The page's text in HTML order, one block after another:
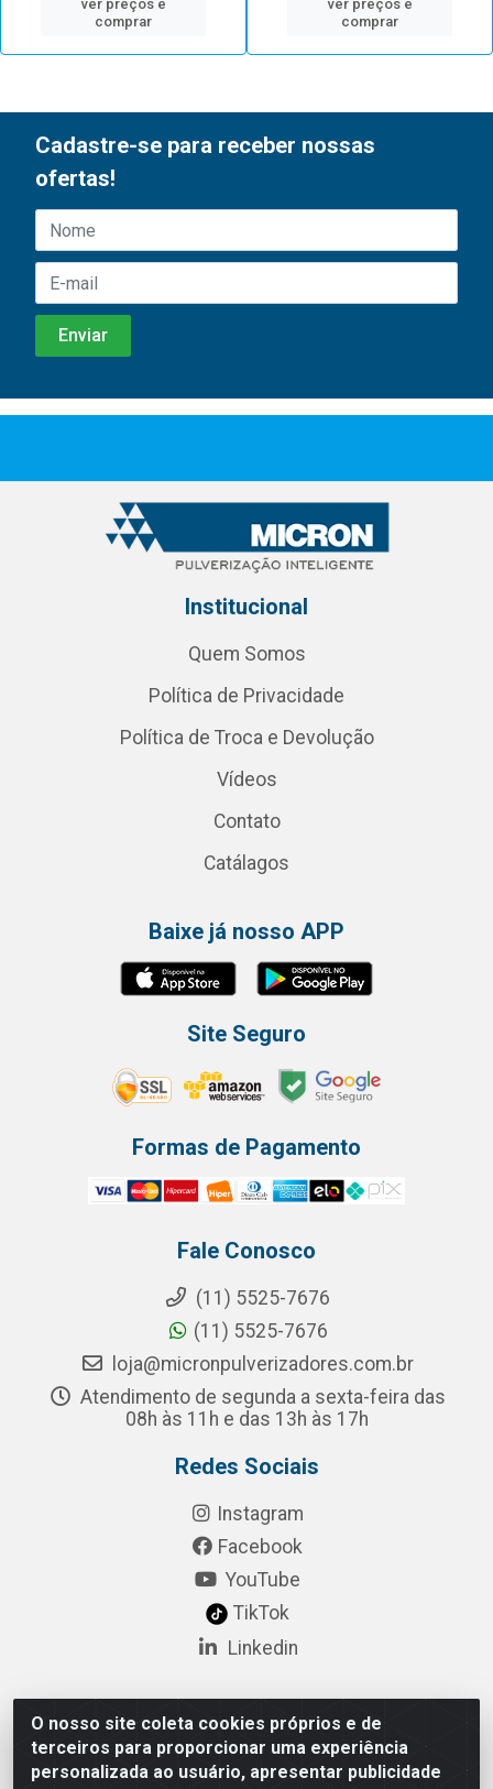
ver preços e
comprar
ver preços e
comprar
O nosso site coleta cookies próprios e de
terceiros para proporcionar uma experiência
personalizada ao usuário, apresentar publicidade
Cadastre-se para receber nossas
ofertas!
Institucional
Quem Somos
Política de Privacidade
Política de Troca e Devolução
Vídeos
Contato
Catálagos
Baixe já nosso APP
Site Seguro
Formas de Pagamento
Fale Conosco
(11) 5525-7676
(11) 5525-7676
loja@micronpulverizadores.com.br
Atendimento de segunda a sexta-feira das
08h às 11h e das 13h às 17h
Redes Sociais
Instagram
Facebook
YouTube
TikTok
Linkedin
Pulsar Tecnologia Industria e Comercio LTDA - Rua
Lagrange, 132 - Socorro, São Paulo/SP - CEP 04.761-
050 - CNPJ 52.098.860/0001-03